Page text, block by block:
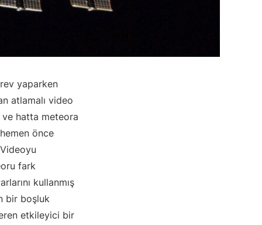
yaparken
atlamalı video
ve hatta meteora
önce
fark
kullanmış
bir boşluk
etkileyici bir